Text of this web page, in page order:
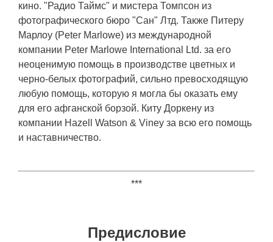
кино. "Радио Таймс" и мистера Томпсон из
фотографического бюро "Сан" Лтд. Также Питеру
Марлоу (Peter Marlowe) из международной
компании Peter Marlowe International Ltd. за его
неоценимую помощь в производстве цветных и
черно-белых фотографий, сильно превосходящую
любую помощь, которую я могла бы оказать ему
для его афганской борзой. Киту Доркену из
компании Hazell Watson & Viney за всю его помощь
и наставничество.
***
Предисловие